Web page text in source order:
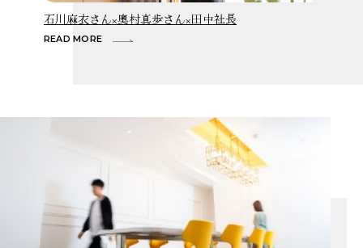
石川麻衣さん×奥村真歩さん×田中社長
READ MORE